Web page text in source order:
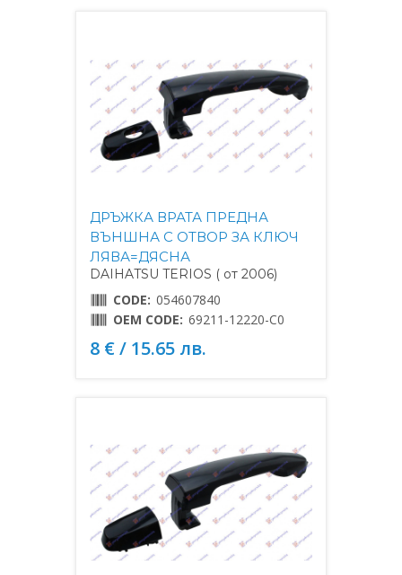
ДРЪЖКА ВРАТА ПРЕДНА
ВЪНШНА С ОТВОР ЗА КЛЮЧ
ЛЯВА=ДЯСНА
DAIHATSU TERIOS ( от 2006)
CODE: 054607840
OEM CODE: 69211-12220-C0
8 € / 15.65 лв.